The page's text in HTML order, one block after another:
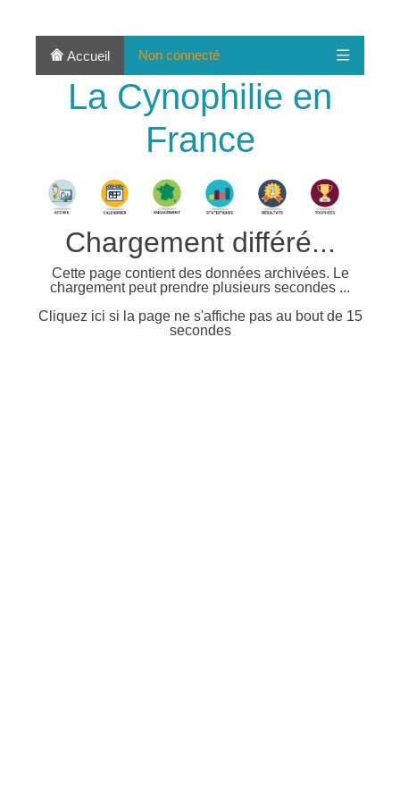
Accueil Non connecté
La Cynophilie en
France
Chargement différé...
Cette page contient des données archivées. Le
chargement peut prendre plusieurs secondes ...
Cliquez ici si la page ne s'affiche pas au bout de 15
secondes